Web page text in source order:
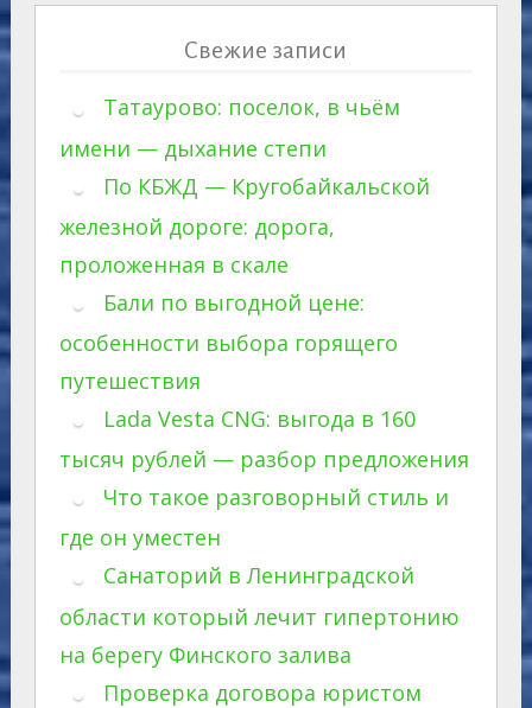
Свежие записи
Татаурово: поселок, в чьём
имени — дыхание степи
По КБЖД — Кругобайкальской
железной дороге: дорога,
проложенная в скале
Бали по выгодной цене:
особенности выбора горящего
путешествия
Lada Vesta CNG: выгода в 160
тысяч рублей — разбор предложения
Что такое разговорный стиль и
где он уместен
Санаторий в Ленинградской
области который лечит гипертонию
на берегу Финского залива
Проверка договора юристом